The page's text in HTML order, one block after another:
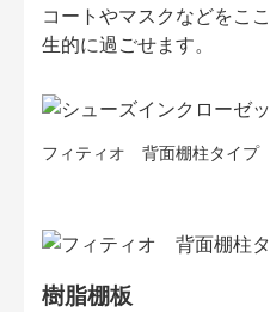
コートやマスクなどをこ
生的に過ごせます。
フィティオ 背面棚柱タイプ
樹脂棚板